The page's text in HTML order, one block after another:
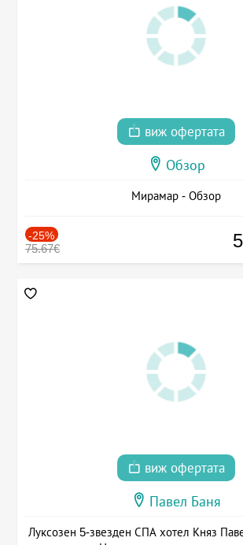
виж офертата
Обзор
Мирамар - Обзор
-25%
75.67€
виж офертата
Павел Баня
Луксозен 5-звезден СПА хотел Княз